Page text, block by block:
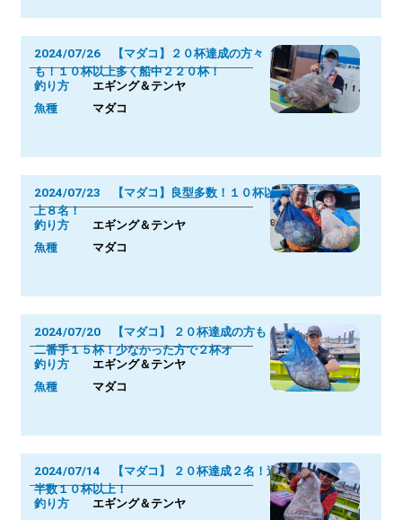
2024/07/26 【マダコ】２０杯達成の方々
も！１０杯以上多く船中２２０杯！
釣り方 エギング＆テンヤ
魚種 マダコ
2024/07/23 【マダコ】良型多数！１０杯以
上８名！
釣り方 エギング＆テンヤ
魚種 マダコ
2024/07/20 【マダコ】 ２０杯達成の方も！
二番手１５杯！少なかった方で２杯オ
釣り方 エギング＆テンヤ
魚種 マダコ
2024/07/14 【マダコ】 ２０杯達成２名！過
半数１０杯以上！
釣り方 エギング＆テンヤ